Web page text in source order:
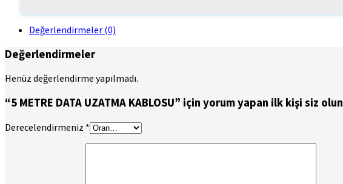
Değerlendirmeler (0)
Değerlendirmeler
Henüz değerlendirme yapılmadı.
“5 METRE DATA UZATMA KABLOSU” için yorum yapan ilk kişi siz olun
Derecelendirmeniz *